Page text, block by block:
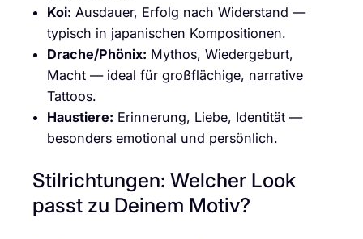
Koi: Ausdauer, Erfolg nach Widerstand —
typisch in japanischen Kompositionen.
Drache/Phönix: Mythos, Wiedergeburt,
Macht — ideal für großflächige, narrative
Tattoos.
Haustiere: Erinnerung, Liebe, Identität —
besonders emotional und persönlich.
Stilrichtungen: Welcher Look
passt zu Deinem Motiv?